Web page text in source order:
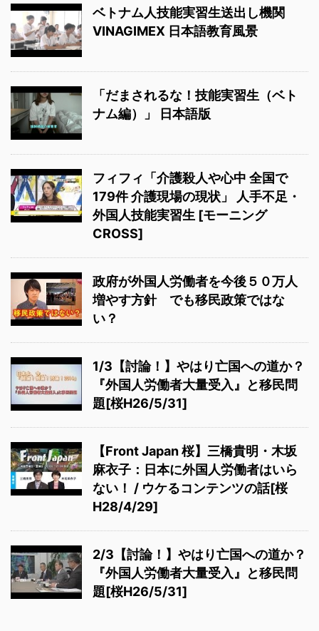
ベトナム人技能実習生送出し機関
VINAGIMEX 日本語教育風景
「だまされるな！技能実習生（ベト
ナム編）」 日本語版
フィフィ「介護殺人や心中 全国で
179件 介護現場の現状」 人手不足・
外国人技能実習生 [モーニング
CROSS]
政府が外国人労働者を今後５０万人
増やす方針 でも移民政策ではな
い？
1/3【討論！】やはり亡国への道か？
『外国人労働者大量受入』と移民問
題[桜H26/5/31]
【Front Japan 桜】三橋貴明・木坂
麻衣子：日本に外国人労働者はいら
ない！ / ウケるコンテンツの話[桜
H28/4/29]
2/3【討論！】やはり亡国への道か？
『外国人労働者大量受入』と移民問
題[桜H26/5/31]